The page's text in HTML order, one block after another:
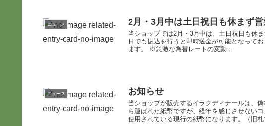
ニュース 2月・3月中は土日祝日も休まず
当ショップでは2月・3月中は、土日祝日も休
日でも振込を行うと即時送金が可能となって
ます。 ※急激な為替レートの変動...
ニュース お知らせ
当ショップが販売するイラクディナールは、
ら運ばれた紙幣ですが、経年を感じさせない
使用されている現行の紙幣になります。（旧札